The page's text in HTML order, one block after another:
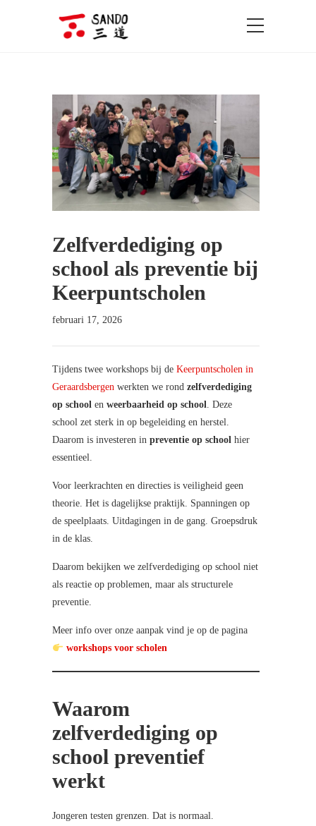
Zelfverdediging op
school als preventie bij
Keerpuntscholen
februari 17, 2026
Tijdens twee workshops bij de Keerpuntscholen in
Geraardsbergen werkten we rond zelfverdediging
op school en weerbaarheid op school. Deze
school zet sterk in op begeleiding en herstel.
Daarom is investeren in preventie op school hier
essentieel.
Voor leerkrachten en directies is veiligheid geen
theorie. Het is dagelijkse praktijk. Spanningen op
de speelplaats. Uitdagingen in de gang. Groepsdruk
in de klas.
Daarom bekijken we zelfverdediging op school niet
als reactie op problemen, maar als structurele
preventie.
Meer info over onze aanpak vind je op de pagina
workshops voor scholen
Waarom
zelfverdediging op
school preventief
werkt
Jongeren testen grenzen. Dat is normaal.